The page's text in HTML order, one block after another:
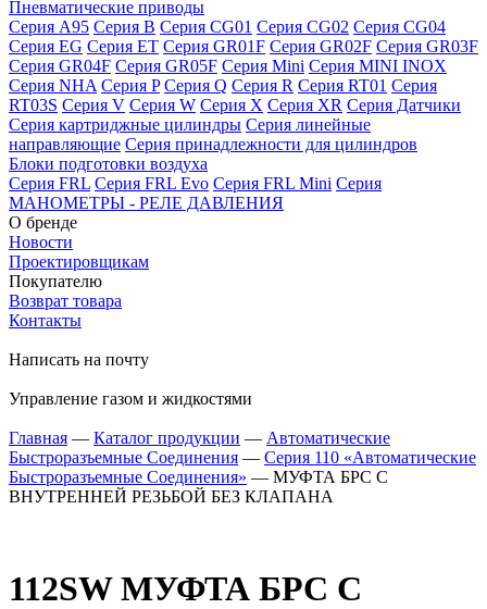
Пневматические приводы
Серия A95 Серия B Серия CG01 Серия CG02 Серия CG04
Серия EG Серия ET Серия GR01F Серия GR02F Серия GR03F
Серия GR04F Серия GR05F Серия Mini Серия MINI INOX
Серия NHA Серия P Серия Q Серия R Серия RT01 Серия
RT03S Серия V Серия W Серия X Серия XR Серия Датчики
Серия картриджные цилиндры Серия линейные
направляющие Серия принадлежности для цилиндров
Блоки подготовки воздуха
Серия FRL Серия FRL Evo Серия FRL Mini Серия
МАНОМЕТРЫ - РЕЛЕ ДАВЛЕНИЯ
О бренде
Новости
Проектировщикам
Покупателю
Возврат товара
Контакты
Написать на почту
Управление газом и жидкостями
Главная — Каталог продукции — Автоматические
Быстроразъемные Соединения — Серия 110 «Автоматические
Быстроразъемные Соединения» — МУФТА БРС С
ВНУТРЕННЕЙ РЕЗЬБОЙ БЕЗ КЛАПАНА
112SW МУФТА БРС С